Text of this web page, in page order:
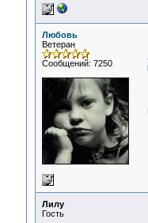
Любовь
Ветеран
Сообщений: 7250
Лилу
Гость